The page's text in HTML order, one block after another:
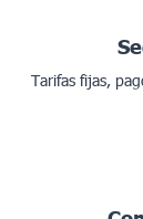
Tarifas fijas,